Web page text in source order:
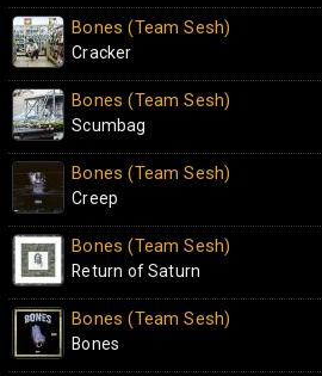
Bones (Team Sesh)
Cracker
Bones (Team Sesh)
Scumbag
Bones (Team Sesh)
Creep
Bones (Team Sesh)
Return of Saturn
Bones (Team Sesh)
Bones